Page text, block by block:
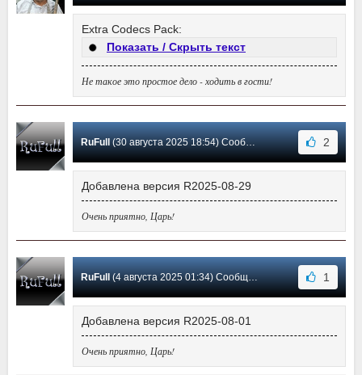
Extra Codecs Pack:
Показать / Скрыть текст
Не такое это простое дело - ходить в гости!
RuFull (30 августа 2025 18:54) Сообщение #6 2
Добавлена версия R2025-08-29
Очень приятно, Царь!
RuFull (4 августа 2025 01:34) Сообщение #5 1
Добавлена версия R2025-08-01
Очень приятно, Царь!